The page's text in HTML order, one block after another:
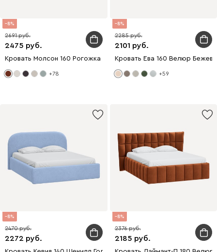
8
2475
2691
Кровать Молсон 160 Рогожка Терракотовый
+78
8
2101
2285
Кровать Ева 160 Велюр
+59
8
2272
2470
8
2185
2376